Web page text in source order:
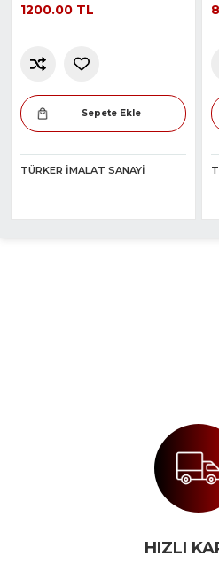
38+26+18CM 0,8 KALINLIK
1200.00 TL
Sepete Ekle
TÜRKER İMALAT SANAYI
HIZLI